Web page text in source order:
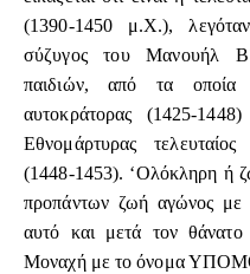
(1390-1450 μ.Χ.),
σύζυγος του Μανουήλ
παιδιών, από τα
αυτοκράτορας (1425-
Εθνομάρτυρας
(1448-1453). ‘Ολόκληρη ή
προπάντων ζωή αγώνος με
αυτό και μετά τον
Μοναχή με το όνομα